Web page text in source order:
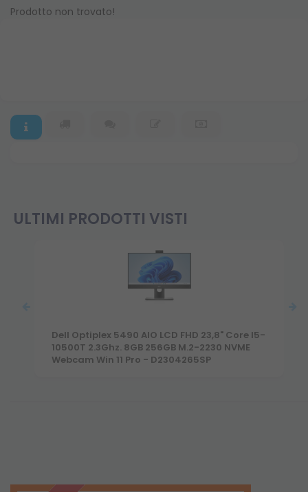
Prodotto non trovato!
ULTIMI PRODOTTI VISTI
Dell Optiplex 5490 AIO LCD FHD 23,8" Core I5-
10500T 2.3Ghz. 8GB 256GB M.2-2230 NVME
Webcam Win 11 Pro - D2304265SP